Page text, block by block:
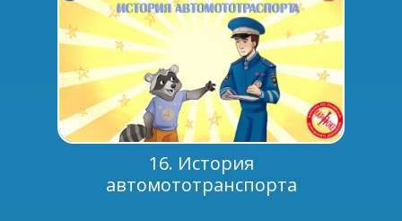
16. История
автомототранспорта